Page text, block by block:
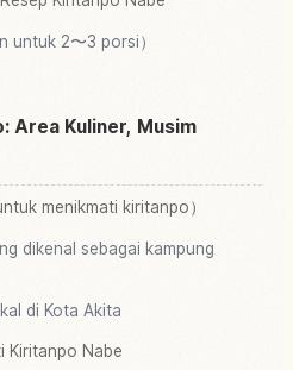
untuk 2〜3 porsi）
Area Kuliner, Musim
menikmati kiritanpo）
dikenal sebagai kampung
di Kota Akita
Kiritanpo Nabe